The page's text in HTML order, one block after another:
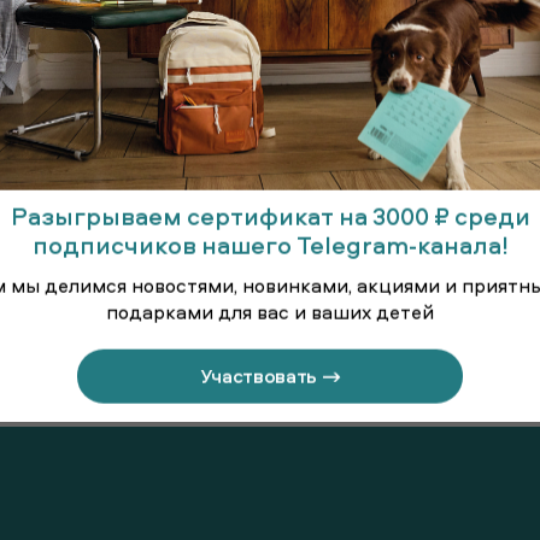
Брюки Брюки
Разыгрываем сертификат на 3000 ₽ среди
подписчиков нашего Telegram-канала!
мы делимся новостями, новинками, акциями и
подарками для вас и ваших детей
Участвовать →